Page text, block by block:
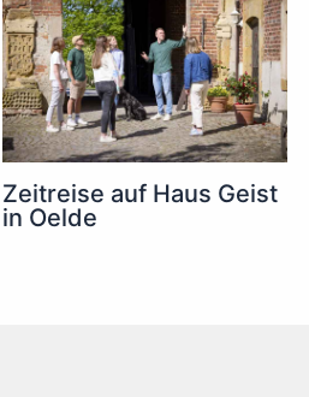
Zeitreise auf Haus Geist
in Oelde